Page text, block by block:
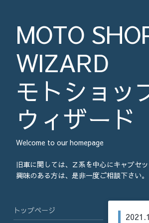
MOTO
WIZARD
モトショッ
ウィザード
Welcome to our homepage
旧車に関しては、Ｚ系を中心にキャブセ
興味のある方は、是非一度ご相談下さい。
トップページ